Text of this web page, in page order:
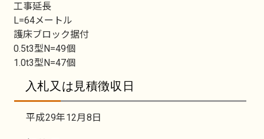
工事延長
L=64メートル
護床ブロック据付
0.5t3型N=49個
1.0t3型N=47個
入札又は見積徴収日
平成29年12月8日